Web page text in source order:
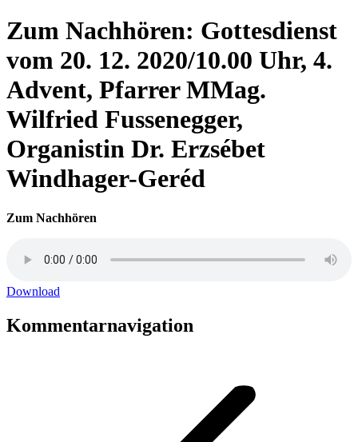
Zum Nachhören: Gottesdienst
vom 20. 12. 2020/10.00 Uhr, 4.
Advent, Pfarrer MMag.
Wilfried Fussenegger,
Organistin Dr. Erzsébet
Windhager-Geréd
Zum Nachhören
Download
Kommentarnavigation